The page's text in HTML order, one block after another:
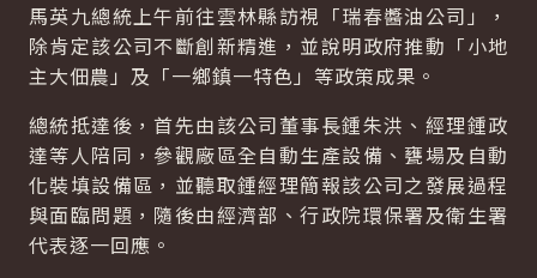
馬英九總統上午前往雲林縣訪視「瑞春醬油公司」，
除肯定該公司不斷創新精進，並說明政府推動「小地
主大佃農」及「一鄉鎮一特色」等政策成果。
總統抵達後，首先由該公司董事長鍾朱洪、經理鍾政
達等人陪同，參觀廠區全自動生產設備、甕場及自動
化裝填設備區，並聽取鍾經理簡報該公司之發展過程
與面臨問題，隨後由經濟部、行政院環保署及衛生署
代表逐一回應。